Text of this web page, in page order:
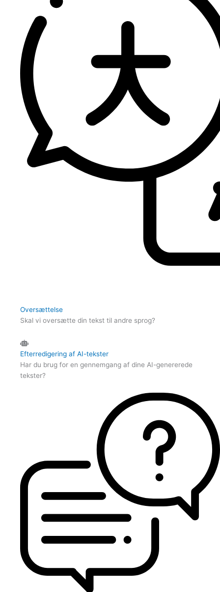
Oversættelse
Skal vi oversætte din tekst til andre sprog?
Efterredigering af AI-tekster
Har du brug for en gennemgang af dine AI-genererede
tekster?